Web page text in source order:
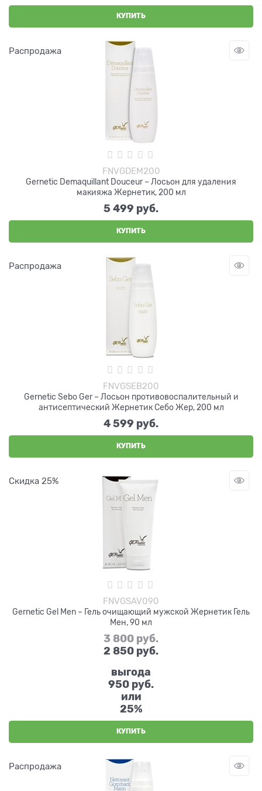
КУПИТЬ
Распродажа
FNVGDEM200
Gernetic Demaquillant Douceur – Лосьон для удаления
макияжа Жернетик, 200 мл
5 499 руб.
КУПИТЬ
Распродажа
FNVGSEB200
Gernetic Sebo Ger – Лосьон противовоспалительный и
антисептический Жернетик Себо Жер, 200 мл
4 599 руб.
КУПИТЬ
Скидка 25%
FNVGSAV090
Gernetic Gel Men – Гель очищающий мужской Жернетик Гель
Мен, 90 мл
3 800 руб.
2 850 руб.
выгода
950 руб.
или
25%
КУПИТЬ
Распродажа